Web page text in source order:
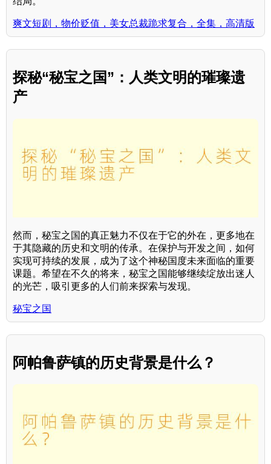
爽文短剧，物价贬值，美女总裁跪求复合，全集，高清版
探秘“秘宝之国”：人类文明的璀璨遗
产
然而，秘宝之国的真正魅力不仅在于它的外在，更多地在
于其隐藏的历史和文明的传承。在保护与开发之间，如何
实现可持续的发展，成为了这个神秘国度未来面临的重要
课题。希望在不久的将来，秘宝之国能够继续绽放出迷人
的光芒，吸引更多的人们前来探索与发现。
秘宝之国
阿帕鲁萨镇的历史背景是什么？